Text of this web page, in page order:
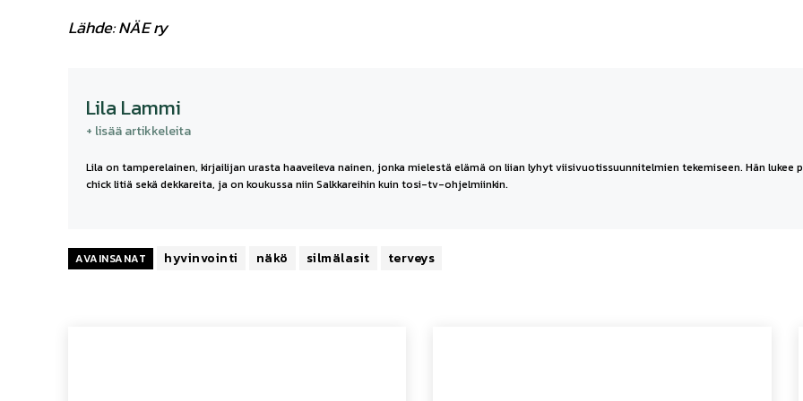
Lähde: NÄE ry
Lila Lammi
+ lisää artikkeleita
Lila on tamperelainen, kirjailijan urasta haaveileva nainen, jonka mielestä elämä on liian lyhyt viisivuotissuunnitelmien tekemiseen. Hän lukee
chick litiä sekä dekkareita, ja on koukussa niin Salkkareihin kuin tosi-tv-ohjelmiinkin.
AVAINSANAT hyvinvointi näkö silmälasit terveys